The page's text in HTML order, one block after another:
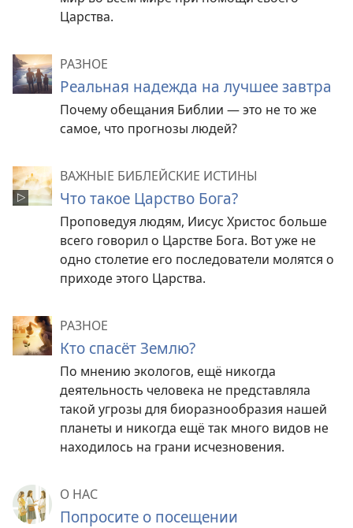
Царства.
РАЗНОЕ
Реальная надежда на лучшее завтра
Почему обещания Библии — это не то же
самое, что прогнозы людей?
ВАЖНЫЕ БИБЛЕЙСКИЕ ИСТИНЫ
Что такое Царство Бога?
Проповедуя людям, Иисус Христос больше
всего говорил о Царстве Бога. Вот уже не
одно столетие его последователи молятся о
приходе этого Царства.
РАЗНОЕ
Кто спасёт Землю?
По мнению экологов, ещё никогда
деятельность человека не представляла
такой угрозы для биоразнообразия нашей
планеты и никогда ещё так много видов не
находилось на грани исчезновения.
О НАС
Попросите о посещении